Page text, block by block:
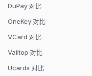
DuPay 对比
OneKey 对比
VCard 对比
Valitop 对比
Ucards 对比